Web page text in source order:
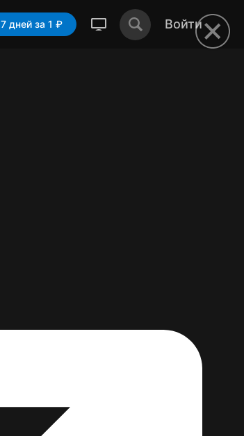
Смотреть 7 дней за 1 ₽ Войти